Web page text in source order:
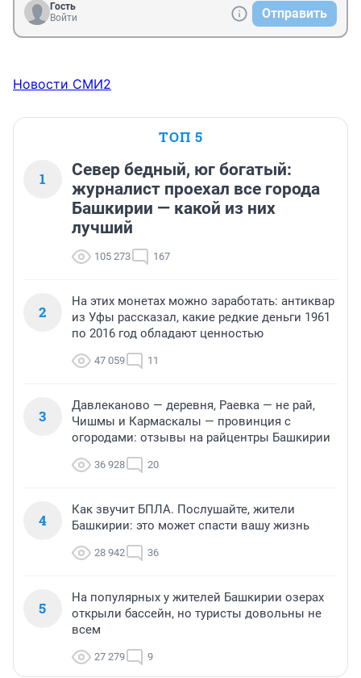
Гость
Войти
Отправить
Новости СМИ2
ТОП 5
1
Север бедный, юг богатый:
журналист проехал все города
Башкирии — какой из них
лучший
105 273 167
2
На этих монетах можно заработать: антиквар
из Уфы рассказал, какие редкие деньги 1961
по 2016 год обладают ценностью
47 059 11
3
Давлеканово — деревня, Раевка — не рай,
Чишмы и Кармаскалы — провинция с
огородами: отзывы на райцентры Башкирии
36 928 20
4
Как звучит БПЛА. Послушайте, жители
Башкирии: это может спасти вашу жизнь
28 942 36
5
На популярных у жителей Башкирии озерах
открыли бассейн, но туристы довольны не
всем
27 279 9